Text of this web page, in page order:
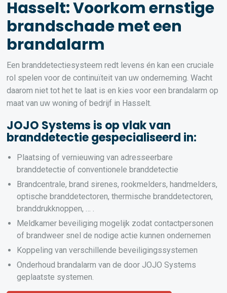
Hasselt: Voorkom ernstige
brandschade met een
brandalarm
Een branddetectiesysteem redt levens én kan een cruciale
rol spelen voor de continuïteit van uw onderneming. Wacht
daarom niet tot het te laat is en kies voor een brandalarm op
maat van uw woning of bedrijf in Hasselt.
JOJO Systems is op vlak van
branddetectie gespecialiseerd in:
Plaatsing of vernieuwing van adresseerbare
branddetectie of conventionele branddetectie
Brandcentrale, brand sirenes, rookmelders, handmelders,
optische branddetectoren, thermische branddetectoren,
branddrukknoppen, … .
Meldkamer beveiliging mogelijk zodat contactpersonen
of brandweer snel de nodige actie kunnen ondernemen
Koppeling van verschillende beveiligingssystemen
Onderhoud brandalarm van de door JOJO Systems
geplaatste systemen.